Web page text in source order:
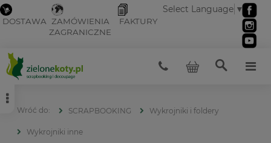
DOSTAWA ZAMÓWIENIA
ZAGRANICZNE
FAKTURY
Select Language ▼
SCRAPBOOKING Wykrojniki i foldery
Wykrojniki inne